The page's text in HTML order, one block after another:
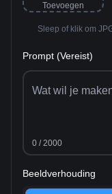
Toevoegen
Sleep of klik om
Prompt (Vereist)
0 / 2000
Beeldverhouding